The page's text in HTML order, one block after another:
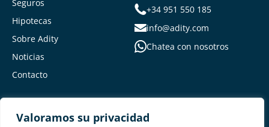
Valoramos su privacidad
Seguros
Hipotecas
Sobre Adity
Noticias
Contacto
+34 951 550 185
info@adity.com
Chatea con nosotros